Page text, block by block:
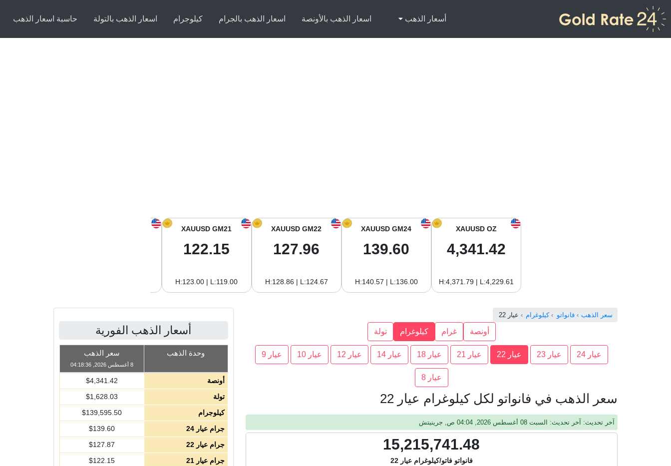
أسعار الذهب اسعار الذهب بالأونصة اسعار الذهب بالجرام كيلوجرام اسعار الذهب بالتولة حاسبة اسعار الذهب
XAUUSD OZ
4,341.42
H:4,371.79 | L:4,229.61
XAUUSD GM24
139.60
H:140.57 | L:136.00
XAUUSD GM22
127.96
H:128.86 | L:124.67
XAUUSD GM21
122.15
H:123.00 | L:119.00
سعر الذهب فانواتو كيلوغرام عيار 22
أونصة غرام كيلوغرام تولة
عيار 24 عيار 23 عيار 22 عيار 21 عيار 18 عيار 14 عيار 12 عيار 10 عيار 9
عيار 8
سعر الذهب في فانواتو لكل كيلوغرام عيار 22
آخر تحديث: آخر تحديث: السبت 08 أغسطس 2026, 04:04 ص, جرينيتش
15,215,741.48
فانواتو فاتو/كيلوغرام عيار 22
أسعار الذهب الفورية
وحدة الذهب سعر الذهب
8 أغسطس 2026, 04:18:36
أونصة $4,341.42
تولة
$1,628.03
كيلوجرام
$139,595.50
جرام عيار 24
$139.60
جرام عيار 22
$127.87
جرام عيار 21
$122.15